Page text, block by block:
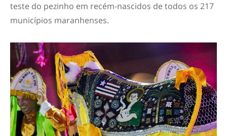
teste do pezinho em recém-nascidos de todos os 217
municípios maranhenses.